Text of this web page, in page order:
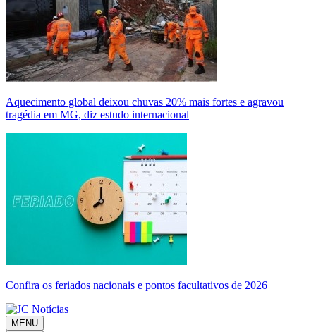
Aquecimento global deixou chuvas 20% mais fortes e agravou
tragédia em MG, diz estudo internacional
Confira os feriados nacionais e pontos facultativos de 2026
MENU